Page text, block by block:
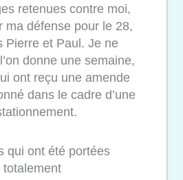
retenues contre moi,
ma défense pour le 28,
Pierre et Paul. Je ne
donne une semaine,
ont reçu une amende
dans le cadre d’une
qui ont été portées